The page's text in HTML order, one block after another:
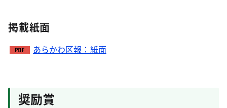
掲載紙面
あらかわ区報：紙面
奨励賞